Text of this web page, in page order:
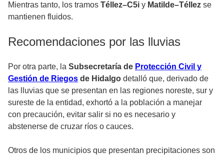
Mientras tanto, los tramos Téllez–C5i y Matilde–Téllez se
mantienen fluidos.
Recomendaciones por las lluvias
Por otra parte, la Subsecretaría de Protección Civil y
Gestión de Riegos de Hidalgo detalló que, derivado de
las lluvias que se presentan en las regiones noreste, sur y
sureste de la entidad, exhortó a la población a manejar
con precaución, evitar salir si no es necesario y
abstenerse de cruzar ríos o cauces.
Otros de los municipios que presentan precipitaciones son